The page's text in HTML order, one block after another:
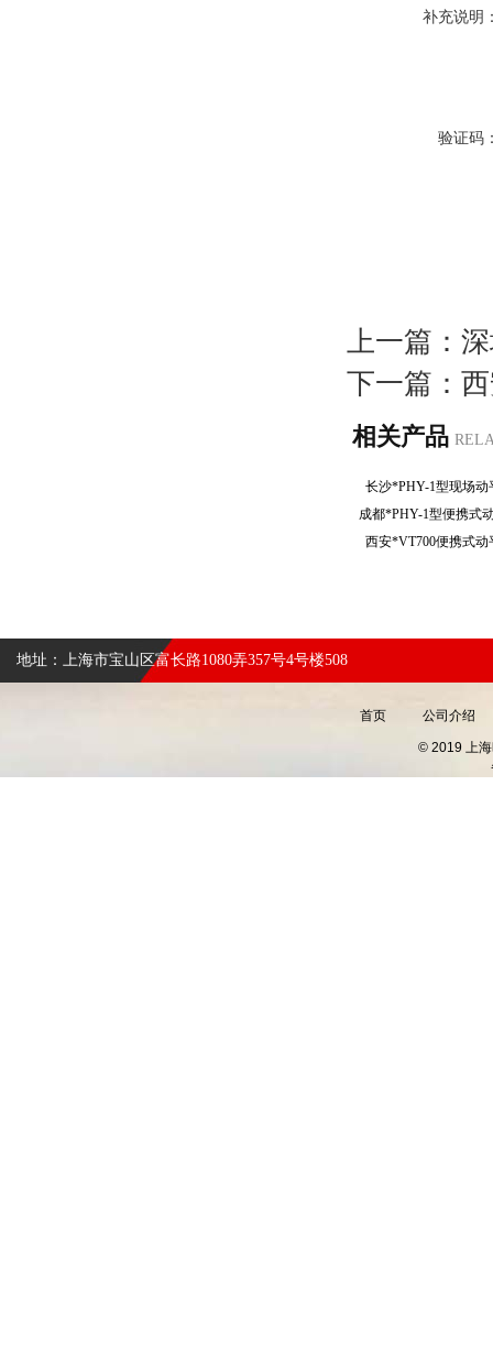
补充说明
验证码
上一篇：
下一篇：
相关产品
长沙*PHY-1型现场
成都*PHY-1型便携
西安*VT700便携式
地址：上海市宝山区富长路1080弄357号4号楼508
首页 公司介绍
© 2019 上